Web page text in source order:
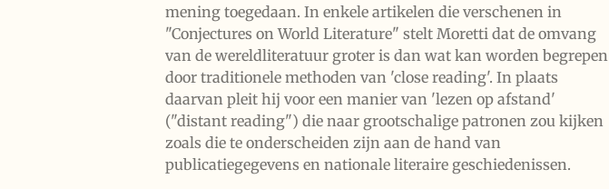
mening toegedaan. In enkele artikelen die verschenen in
"Conjectures on World Literature" stelt Moretti dat de omvang
van de wereldliteratuur groter is dan wat kan worden begrepen
door traditionele methoden van 'close reading'. In plaats
daarvan pleit hij voor een manier van 'lezen op afstand'
("distant reading") die naar grootschalige patronen zou kijken
zoals die te onderscheiden zijn aan de hand van
publicatiegegevens en nationale literaire geschiedenissen.